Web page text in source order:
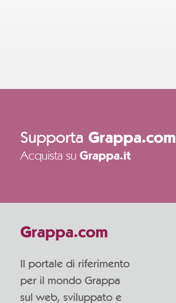
Supporta Grappa.com
Acquista su Grappa.it
Grappa.com
Il portale di riferimento
per il mondo Grappa
sul web, sviluppato e